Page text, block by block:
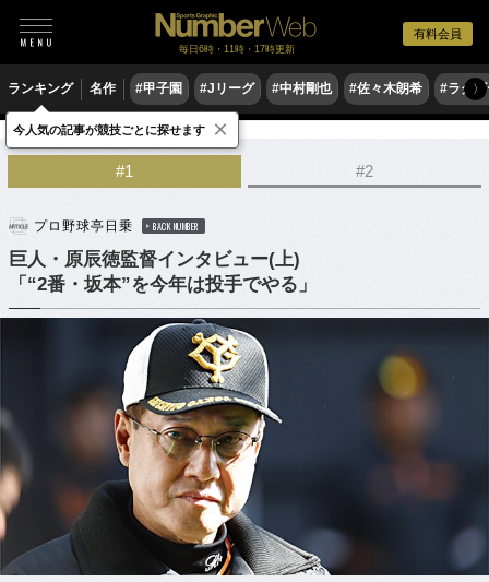
有料会員
毎日6時・11時・17時更新
ランキング 名作 #甲子園 #Jリーグ #中村剛也 #佐々木朗希 #ラグ〉
野球 プロ野球
#1 #2
プロ野球亭日乗 BACK NUMBER
巨人・原辰徳監督インタビュー(上)
「“2番・坂本”を今年は投手でやる」
今人気の記事が競技ごとに探せます ×